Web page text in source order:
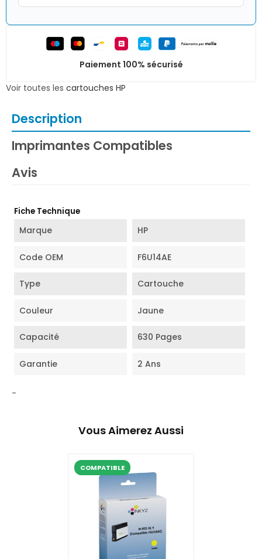
Paiement 100% sécurisé
Voir toutes les cartouches HP
Description
Imprimantes Compatibles
Avis
Fiche Technique
Marque HP
Code OEM F6U14AE
Type Cartouche
Couleur Jaune
Capacité 630 Pages
Garantie 2 Ans
-
Vous Aimerez Aussi
COMPATIBLE